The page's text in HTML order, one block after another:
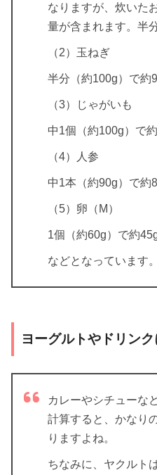
なりますが、炊いた
量が含まれます。半
（2）玉ねぎ
半分（約100g）で約
（3）じゃがいも
中1個（約100g）で
（4）人参
中1本（約90g）で約
（5）卵（M）
1個（約60g）で約
などとなっています。
ヨーグルトやドリン
カレーやシチューな
計算すると、かなり
りますよね。
ちなみに、ヤクルト